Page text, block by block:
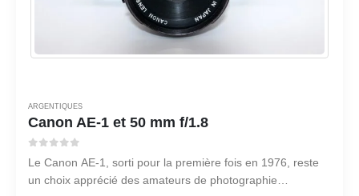
ARGENTIQUES
Canon AE-1 et 50 mm f/1.8
Le Canon AE-1, sorti pour la première fois en 1976, reste
un choix apprécié des amateurs de photographie